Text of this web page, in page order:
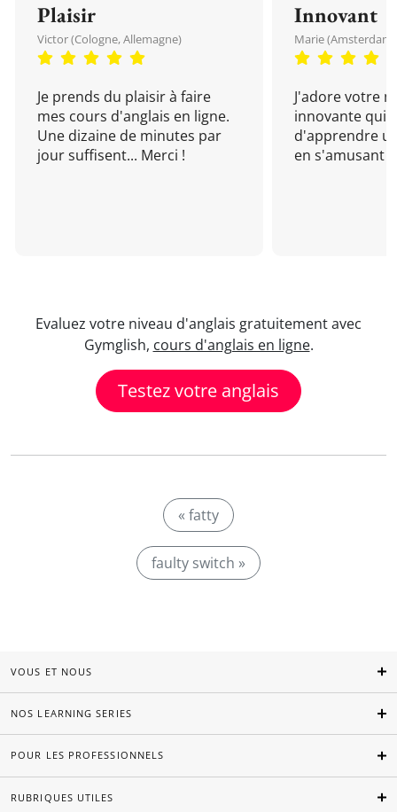
Plaisir
Victor (Cologne, Allemagne)
Je prends du plaisir à faire
mes cours d'anglais en ligne.
Une dizaine de minutes par
jour suffisent... Merci !
Innovant
Marie (Amsterdam,
J'adore votre
innovante qui
d'apprendre
en s'amusant !
Evaluez votre niveau d'anglais gratuitement avec
Gymglish, cours d'anglais en ligne.
Testez votre anglais
« fatty
faulty switch »
VOUS ET NOUS
NOS LEARNING SERIES
POUR LES PROFESSIONNELS
RUBRIQUES UTILES